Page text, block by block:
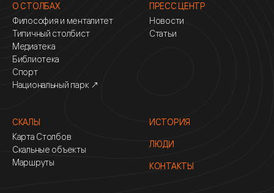
О СТОЛБАХ
Философия и менталитет
Типичный столбист
Медиатека
Библиотека
Спорт
Национальный парк ↗
ПРЕСС ЦЕНТР
Новости
Статьи
СКАЛЫ
Карта Столбов
Скальные объекты
Маршруты
ИСТОРИЯ
ЛЮДИ
КОНТАКТЫ